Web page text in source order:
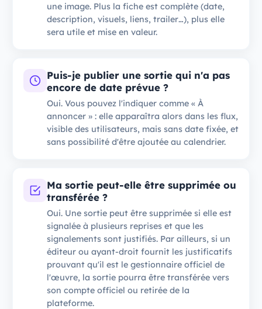
une image. Plus la fiche est complète (date,
description, visuels, liens, trailer…), plus elle
sera utile et mise en valeur.
Puis-je publier une sortie qui n'a pas
encore de date prévue ?
Oui. Vous pouvez l'indiquer comme « À
annoncer » : elle apparaîtra alors dans les flux,
visible des utilisateurs, mais sans date fixée, et
sans possibilité d'être ajoutée au calendrier.
Ma sortie peut-elle être supprimée ou
transférée ?
Oui. Une sortie peut être supprimée si elle est
signalée à plusieurs reprises et que les
signalements sont justifiés. Par ailleurs, si un
éditeur ou ayant-droit fournit les justificatifs
prouvant qu'il est le gestionnaire officiel de
l'œuvre, la sortie pourra être transférée vers
son compte officiel ou retirée de la
plateforme.